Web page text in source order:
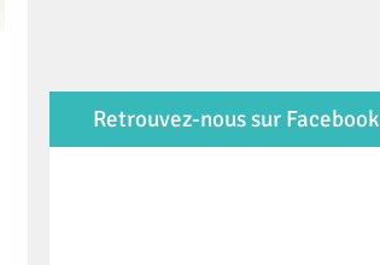
Retrouvez-nous sur Facebook